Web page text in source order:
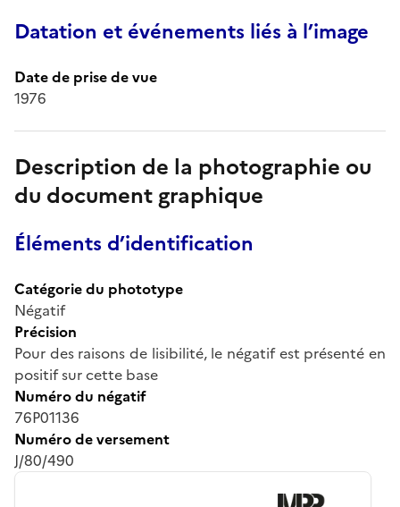
Datation et événements liés à l’image
Date de prise de vue
1976
Description de la photographie ou
du document graphique
Éléments d’identification
Catégorie du phototype
Négatif
Précision
Pour des raisons de lisibilité, le négatif est présenté en
positif sur cette base
Numéro du négatif
76P01136
Numéro de versement
J/80/490